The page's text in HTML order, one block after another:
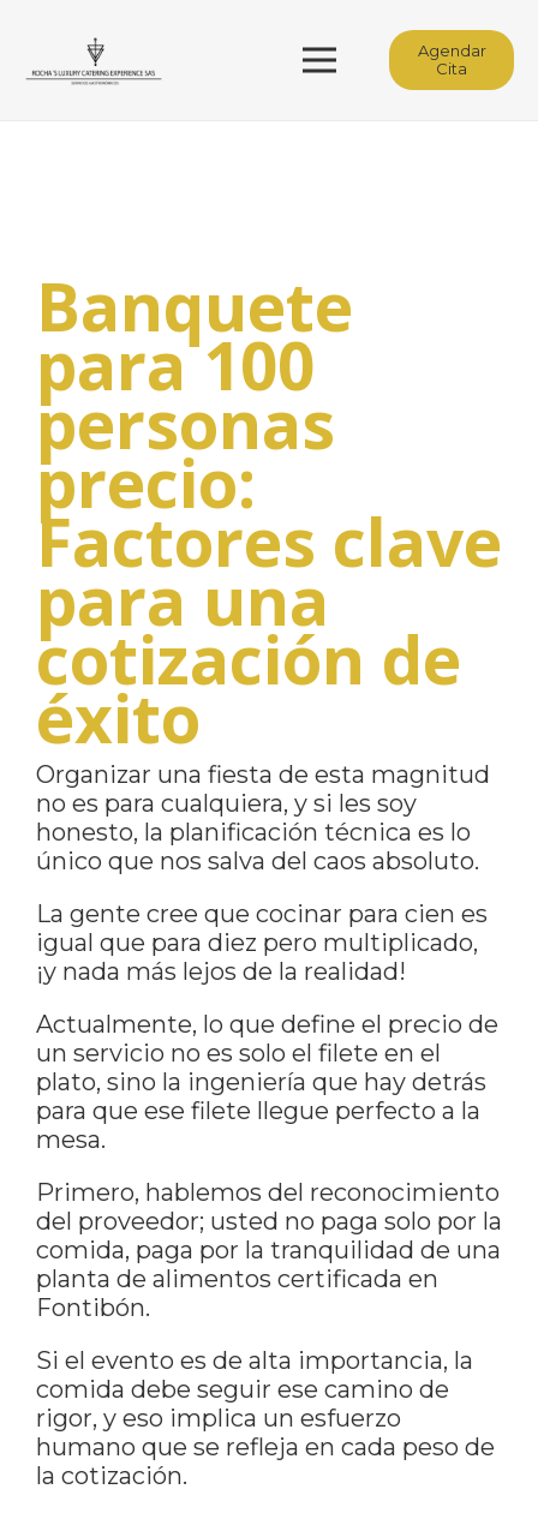
Agendar
Cita
Banquete
para 100
personas
precio:
Factores clave
para una
cotización de
éxito
Organizar una fiesta de esta magnitud
no es para cualquiera, y si les soy
honesto, la planificación técnica es lo
único que nos salva del caos absoluto.
La gente cree que cocinar para cien es
igual que para diez pero multiplicado,
¡y nada más lejos de la realidad!
Actualmente, lo que define el precio de
un servicio no es solo el filete en el
plato, sino la ingeniería que hay detrás
para que ese filete llegue perfecto a la
mesa.
Primero, hablemos del reconocimiento
del proveedor; usted no paga solo por la
comida, paga por la tranquilidad de una
planta de alimentos certificada en
Fontibón.
Si el evento es de alta importancia, la
comida debe seguir ese camino de
rigor, y eso implica un esfuerzo
humano que se refleja en cada peso de
la cotización.